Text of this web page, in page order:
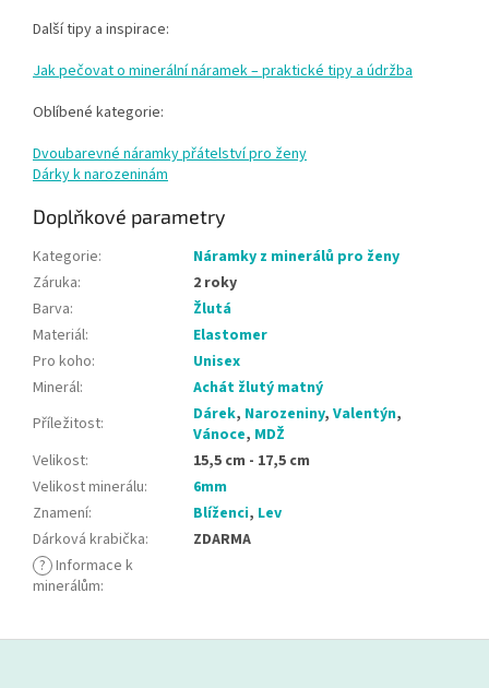
Další tipy a inspirace:
Jak pečovat o minerální náramek – praktické tipy a údržba
Oblíbené kategorie:
Dvoubarevné náramky přátelství pro ženy
Dárky k narozeninám
Doplňkové parametry
Kategorie:
Náramky z minerálů pro ženy
Záruka:
2 roky
Barva:
Žlutá
Materiál:
Elastomer
Pro koho:
Unisex
Minerál:
Achát žlutý matný
Příležitost: Dárek, Narozeniny, Valentýn,
Vánoce, MDŽ
Velikost:
15,5 cm - 17,5 cm
Velikost minerálu:
6mm
Znamení: Blíženci, Lev
Dárková krabička:
ZDARMA
? Informace k
minerálům: